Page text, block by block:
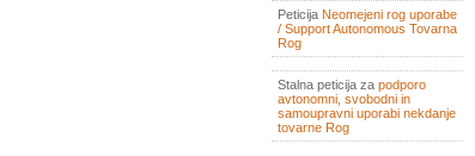
Peticija Neomejeni rog uporabe
/ Support Autonomous Tovarna
Rog
Stalna peticija za podporo
avtonomni, svobodni in
samoupravni uporabi nekdanje
tovarne Rog